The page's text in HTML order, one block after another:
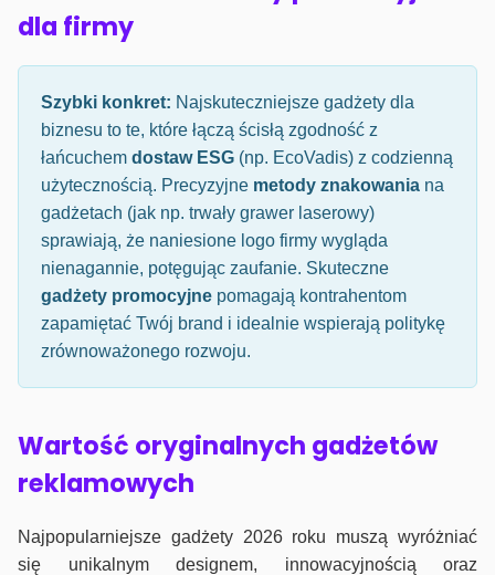
dla firmy
Szybki konkret: Najskuteczniejsze gadżety dla
biznesu to te, które łączą ścisłą zgodność z
łańcuchem dostaw ESG (np. EcoVadis) z codzienną
użytecznością. Precyzyjne metody znakowania na
gadżetach (jak np. trwały grawer laserowy)
sprawiają, że naniesione logo firmy wygląda
nienagannie, potęgując zaufanie. Skuteczne
gadżety promocyjne pomagają kontrahentom
zapamiętać Twój brand i idealnie wspierają politykę
zrównoważonego rozwoju.
Wartość oryginalnych gadżetów
reklamowych
Najpopularniejsze gadżety 2026 roku muszą wyróżniać
się unikalnym designem, innowacyjnością oraz